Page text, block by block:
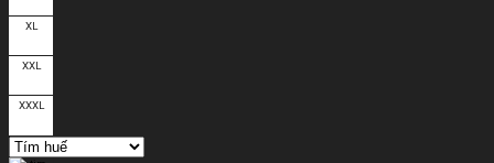
XL
XXL
XXXL